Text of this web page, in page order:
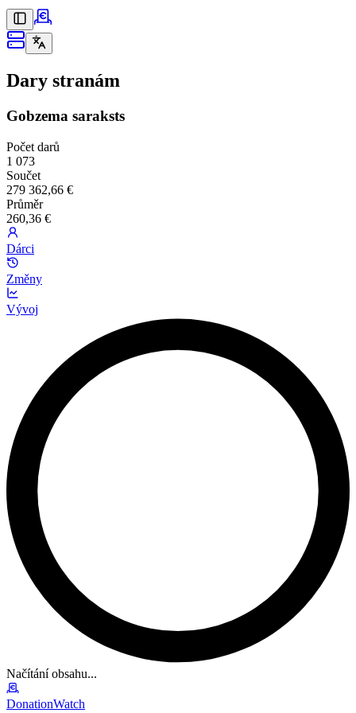
Dary stranám
Gobzema saraksts
Počet darů
1 073
Součet
279 362,66 €
Průměr
260,36 €
Dárci
Změny
Vývoj
Načítání obsahu...
DonationWatch